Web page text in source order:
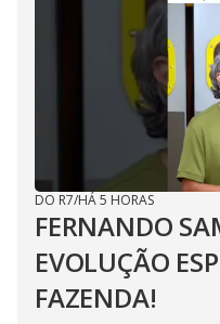
DO R7/HÁ 5 HORAS
FERNANDO
EVOLUÇÃO
FAZENDA!